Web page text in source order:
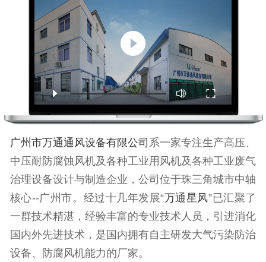
广州市万通通风设备有限公司 系一家专注生产高压、
中压耐防腐蚀风机及各种工业用风机及各种工业废气
治理设备设计与制造企业，公司位于珠三角城市中轴
核心--广州市。经过十几年发展“万通星风”已汇聚了
一群技术精湛，经验丰富的专业技术人员，引进消化
国内外先进技术，是国内拥有自主研发大气污染防治
设备、防腐风机能力的厂家。